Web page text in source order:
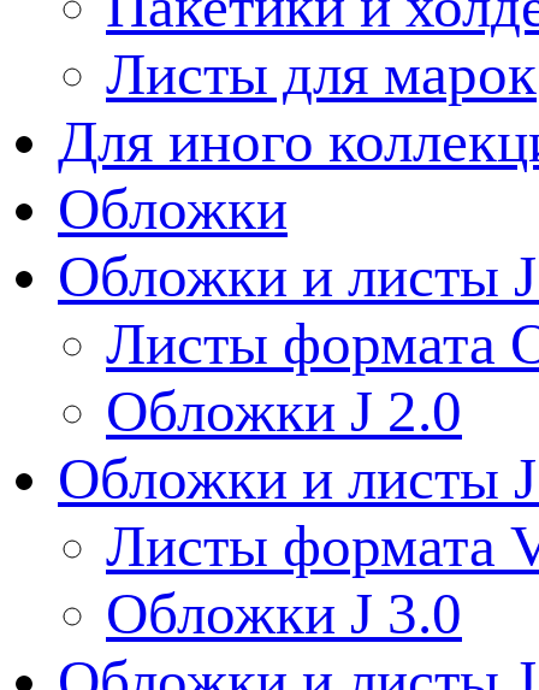
Листы для марок
Для иного
Обложки
Обложки и листы
Листы формата
Обложки J 2.0
Обложки и листы
Листы формата
Обложки J 3.0